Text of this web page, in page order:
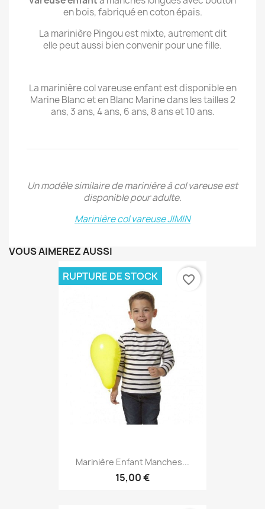
en bois, fabriqué en coton épais.
La marinière Pingou est mixte, autrement dit
elle peut aussi bien convenir pour une fille.
La marinière col vareuse enfant est disponible en
Marine Blanc et en Blanc Marine dans les tailles 2
ans, 3 ans, 4 ans, 6 ans, 8 ans et 10 ans.
Un modèle similaire de marinière à col vareuse est
disponible pour adulte.
Marinière col vareuse JIMIN
VOUS AIMEREZ AUSSI
Marinière Enfant Manches...
15,00 €
RUPTURE DE STOCK favorite_border